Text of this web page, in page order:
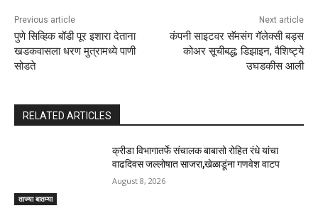
Previous article
पुणे सिव्हिक बॉडी पूर इशारा देताना
खडकवासला धरण मुत्रामध्ये पाणी
सोडते
Next article
कंपनी साइटवर सॅमसंग गॅलेक्सी बड्स
कोअर सूचीबद्ध; डिझाइन, वैशिष्ट्ये
उघडकीस आली
RELATED ARTICLES
ताज्या बातम्या
क्रीडा विभागातर्फे संचालक बाबासो रोहित रंधे यांचा
वाढदिवस जल्लोषात साजरा,खेळाडूंना गणवेश वाटप
August 8, 2026